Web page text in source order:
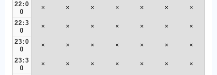
22:0
0
× × × × × × ×
22:3
0
× × × × × × ×
23:0
0
× × × × × × ×
23:3
0
× × × × × × ×